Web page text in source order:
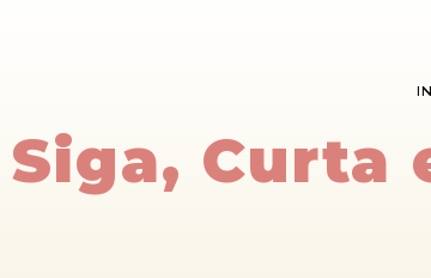
Siga, Curta